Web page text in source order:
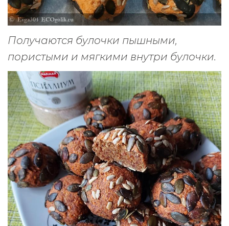
Получаются булочки пышными,
пористыми и мягкими внутри булочки.